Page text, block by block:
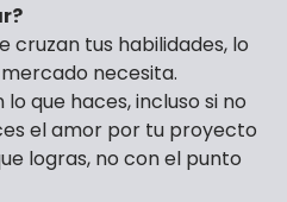
cruzan tus habilidades, lo
necesita.
que haces, incluso si no
el amor por tu proyecto
logras, no con el punto